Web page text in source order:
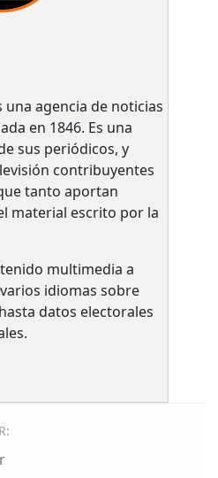
una agencia de noticias
en 1846. Es una
sus periódicos, y
contribuyentes
tanto aportan
material escrito por la
multimedia a
idiomas sobre
datos electorales